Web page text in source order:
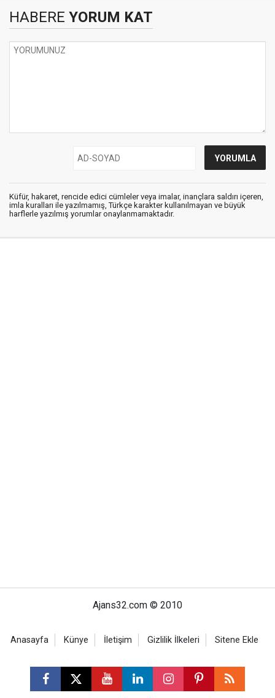
HABERE YORUM KAT
Küfür, hakaret, rencide edici cümleler veya imalar, inançlara saldırı içeren,
imla kuralları ile yazılmamış, Türkçe karakter kullanılmayan ve büyük
harflerle yazılmış yorumlar onaylanmamaktadır.
Ajans32.com © 2010
Anasayfa Künye İletişim Gizlilik İlkeleri Sitene Ekle